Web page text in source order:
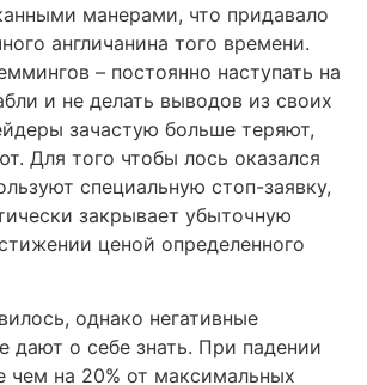
манерами, что придавало
англичанина того времени.
– постоянно наступать на
и не делать выводов из своих
зачастую больше теряют,
Для того чтобы лось оказался
специальную стоп-заявку,
закрывает убыточную
ценой определенного
однако негативные
дают о себе знать. При падении
чем на 20% от максимальных